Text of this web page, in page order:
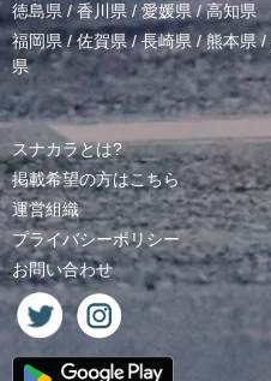
徳島県 /香川県 / 愛媛県/高知県
福岡県/佐賀県/長崎県 /熊本県/
県
スナカラとは?
掲載希望の方はこちら
運営組織
プライバシーポリシー
お問い合わせ